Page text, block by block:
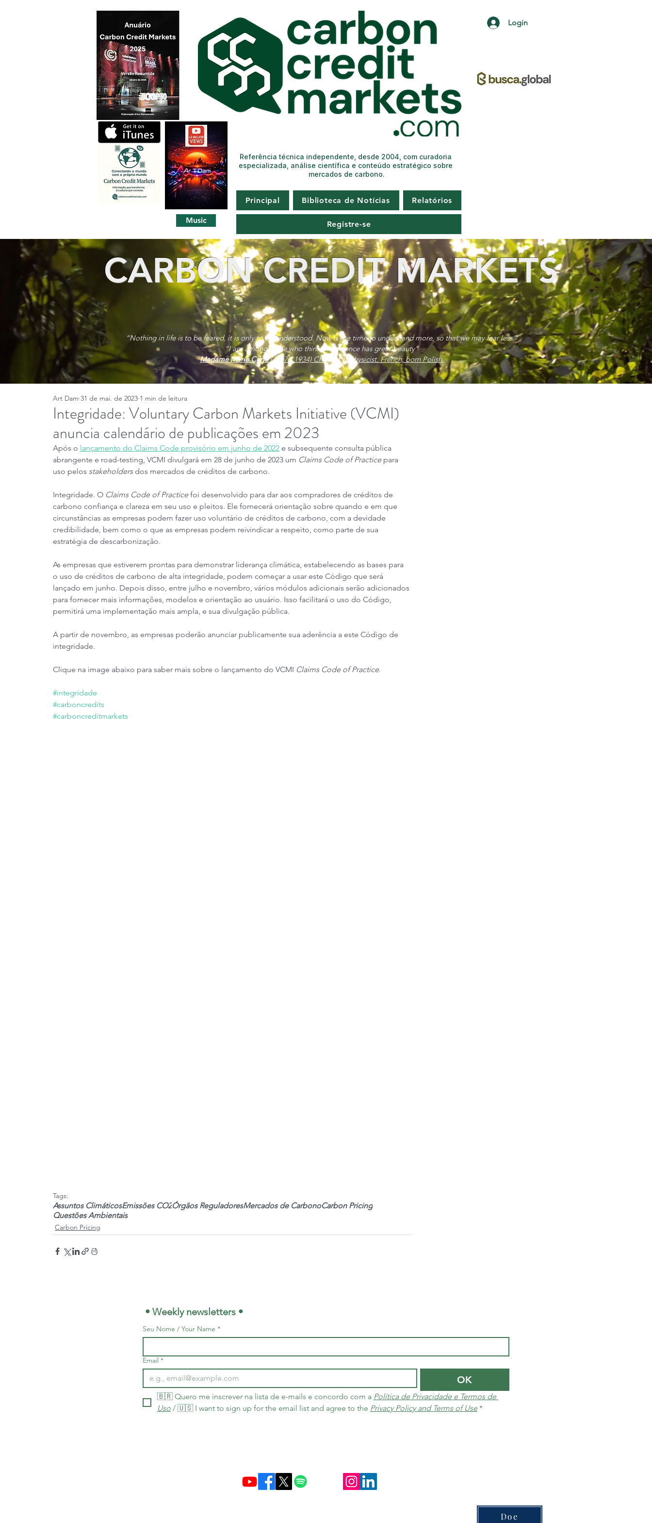
Principal Biblioteca de Notícias Relatórios
Registre-se
Referência técnica independente, desde 2004, com curadoria
especializada, análise científica e conteúdo estratégico sobre
mercados de carbono.
Music
Login
Integridade: Voluntary Carbon Markets Initiative (VCMI)
anuncia calendário de publicações em 2023
Art Dam 31 de mai. de 2023 1 min de leitura
Após o lançamento do Claims Code provisório em junho de 2022 e subsequente consulta pública
abrangente e road-testing, VCMI divulgará em 28 de junho de 2023 um Claims Code of Practice para
uso pelos stakeholders dos mercados de créditos de carbono.
Integridade. O Claims Code of Practice foi desenvolvido para dar aos compradores de créditos de
carbono confiança e clareza em seu uso e pleitos. Ele fornecerá orientação sobre quando e em que
circunstâncias as empresas podem fazer uso voluntário de créditos de carbono, com a devidade
credibilidade, bem como o que as empresas podem reivindicar a respeito, como parte de sua
estratégia de descarbonização.
As empresas que estiverem prontas para demonstrar liderança climática, estabelecendo as bases para
o uso de créditos de carbono de alta integridade, podem começar a usar este Código que será
lançado em junho. Depois disso, entre julho e novembro, vários módulos adicionais serão adicionados
para fornecer mais informações, modelos e orientação ao usuário. Isso facilitará o uso do Código,
permitirá uma implementação mais ampla, e sua divulgação pública.
A partir de novembro, as empresas poderão anunciar publicamente sua aderência a este Código de
integridade.
Clique na image abaixo para saber mais sobre o lançamento do VCMI Claims Code of Practice.
#integridade
#carboncredits
#carboncreditmarkets
Tags:
Assuntos ClimáticosEmissões CO2Órgãos ReguladoresMercados de CarbonoCarbon Pricing
Questões Ambientais
Carbon Pricing
CARBON CREDIT MARKETS
“Nothing in life is to be feared, it is only to be understood. Now is the time to understand more, so that we may fear less.”
“I am among those who think that science has great beauty”
Madame Marie Curie(1867 - 1934) Chemist & physicist. French, born Polish.
• Weekly newsletters •
Seu Nome / Your Name *
Email *
OK
🇧🇷 Quero me inscrever na lista de e-mails e concordo com a Política de Privacidade e Termos de
Uso / 🇺🇸 I want to sign up for the email list and agree to the Privacy Policy and Terms of Use *
Doe